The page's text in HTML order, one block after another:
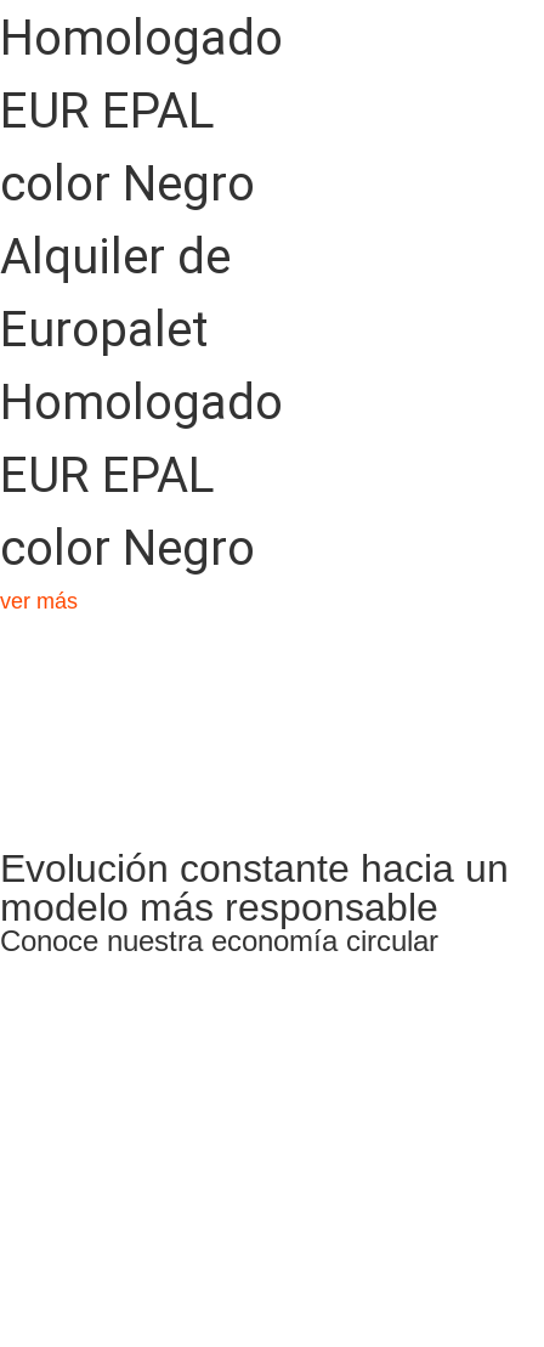
Alquiler de
Europalet
Homologado
EUR EPAL
color Negro
ver más
Evolución constante hacia un
modelo más responsable
Conoce nuestra economía circular